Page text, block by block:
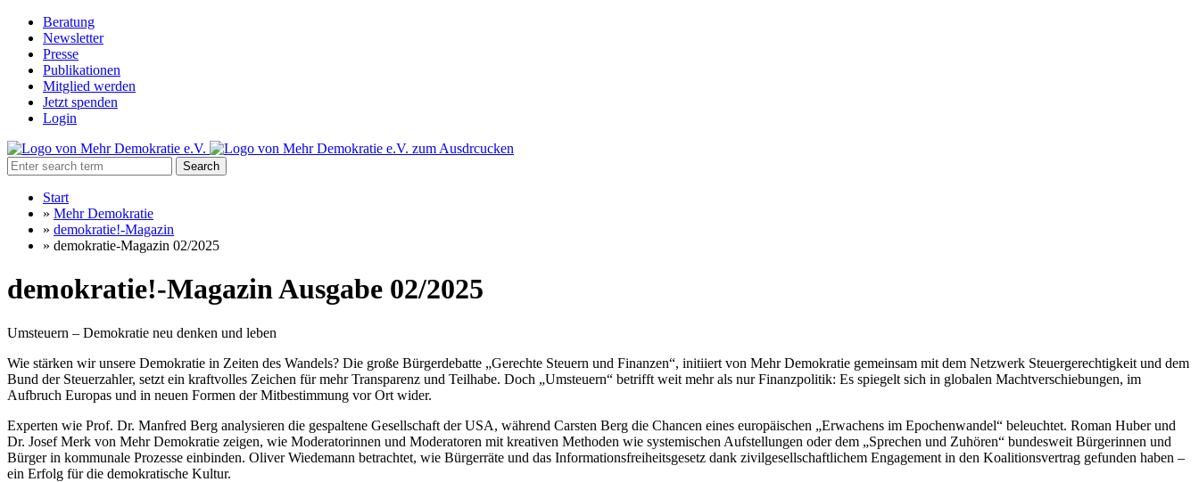
Beratung
Newsletter
Presse
Publikationen
Mitglied werden
Jetzt spenden
Login
Search
Start
» Mehr Demokratie
» demokratie!-Magazin
» demokratie-Magazin 02/2025
demokratie!-Magazin Ausgabe 02/2025
Umsteuern – Demokratie neu denken und leben
Wie stärken wir unsere Demokratie in Zeiten des Wandels? Die große Bürgerdebatte „Gerechte Steuern und Finanzen“, initiiert von Mehr Demokratie gemeinsam mit dem Netzwerk Steuergerechtigkeit und dem
Bund der Steuerzahler, setzt ein kraftvolles Zeichen für mehr Transparenz und Teilhabe. Doch „Umsteuern“ betrifft weit mehr als nur Finanzpolitik: Es spiegelt sich in globalen Machtverschiebungen, im
Aufbruch Europas und in neuen Formen der Mitbestimmung vor Ort wider.
Experten wie Prof. Dr. Manfred Berg analysieren die gespaltene Gesellschaft der USA, während Carsten Berg die Chancen eines europäischen „Erwachens im Epochenwandel“ beleuchtet. Roman Huber und
Dr. Josef Merk von Mehr Demokratie zeigen, wie Moderatorinnen und Moderatoren mit kreativen Methoden wie systemischen Aufstellungen oder dem „Sprechen und Zuhören“ bundesweit Bürgerinnen und
Bürger in kommunale Prozesse einbinden. Oliver Wiedemann betrachtet, wie Bürgerräte und das Informationsfreiheitsgesetz dank zivilgesellschaftlichem Engagement in den Koalitionsvertrag gefunden haben –
ein Erfolg für die demokratische Kultur.